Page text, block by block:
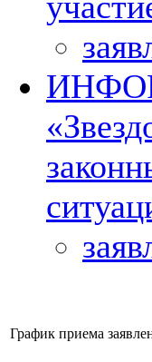
График приема